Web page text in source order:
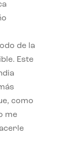
de la
Este
como
me